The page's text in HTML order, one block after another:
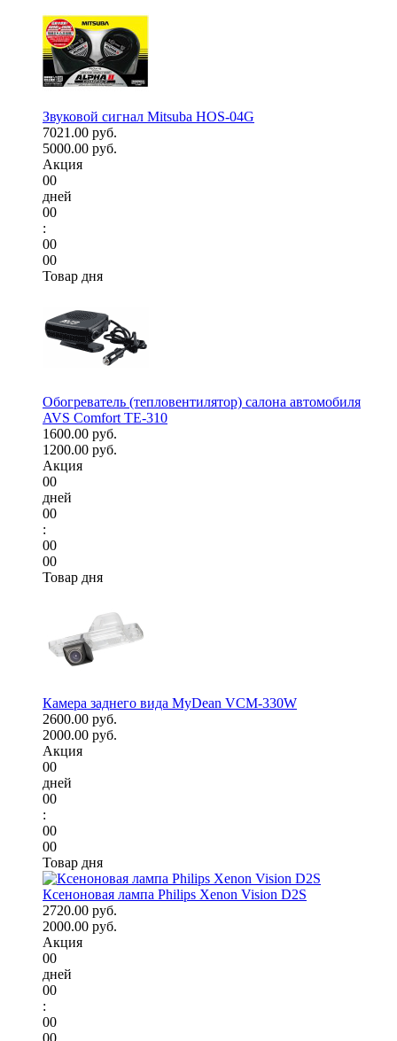
Звуковой сигнал Mitsuba HOS-04G
7021.00 руб.
5000.00 руб.
Акция
00
дней
00
:
00
00
Товар дня
Обогреватель (тепловентилятор) салона автомобиля
AVS Comfort TE-310
1600.00 руб.
1200.00 руб.
Акция
00
дней
00
:
00
00
Товар дня
Камера заднего вида MyDean VCM-330W
2600.00 руб.
2000.00 руб.
Акция
00
дней
00
:
00
00
Товар дня
Ксеноновая лампа Philips Xenon Vision D2S
2720.00 руб.
2000.00 руб.
Акция
00
дней
00
:
00